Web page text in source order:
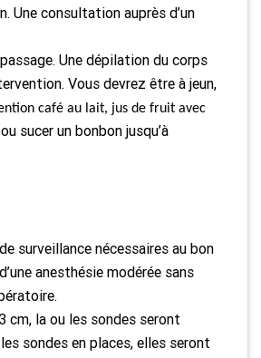
Une consultation auprès d’un
Une dépilation du corps
Vous devrez être à jeun,
café au lait, jus de fruit avec
sucer un bonbon jusqu’à
surveillance nécessaires au bon
anesthésie modérée sans
cm, la ou les sondes seront
sondes en places, elles seront